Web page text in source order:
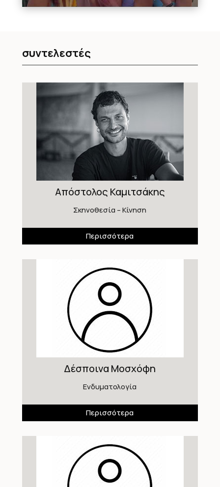
συντελεστές
Απόστολος Καμιτσάκης
Σκηνοθεσία – Κίνηση
Περισσότερα
Δέσποινα Μοσχόφη
Ενδυματολογία
Περισσότερα